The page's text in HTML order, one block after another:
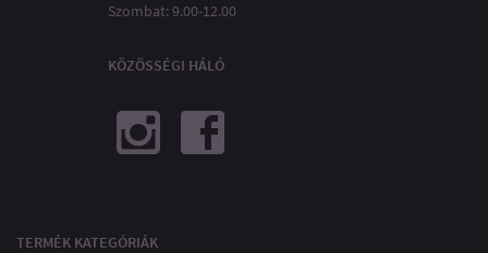
Szombat: 9.00-12.00
KÖZÖSSÉGI HÁLÓ
TERMÉK KATEGÓRIÁK